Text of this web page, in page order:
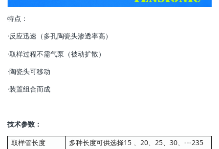
特点：
·反应迅速（多孔陶瓷头渗透率高）
·取样过程不需气泵（被动扩散）
·陶瓷头可移动
·装置组合而成
技术参数：
取样管长度
多种长度可供选择15 、20、25、30、---235